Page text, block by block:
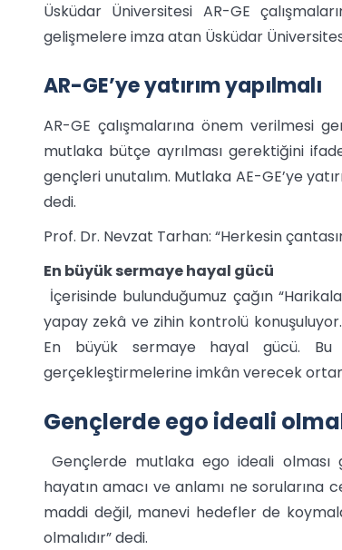
Üsküdar Üniversitesi AR-GE
gelişmelere imza atan Üsküdar
AR-GE’ye yatırım yapılmalı
AR-GE çalışmalarına önem verilmesi
mutlaka bütçe ayrılması gerektiğini
gençleri unutalım. Mutlaka AE-GE’ye
dedi.
Prof. Dr. Nevzat Tarhan: “Herkesin
En büyük sermaye hayal gücü
İçerisinde bulunduğumuz çağın
yapay zekâ ve zihin kontrolü
En büyük sermaye hayal gücü. Bu
gerçekleştirmelerine imkân verecek
Gençlerde ego ideali
Gençlerde mutlaka ego ideali olması
hayatın amacı ve anlamı ne
maddi değil, manevi hedefler de
olmalıdır” dedi.